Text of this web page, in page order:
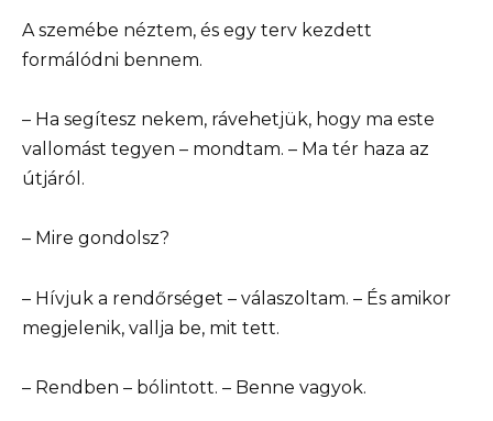
A szemébe néztem, és egy terv kezdett
formálódni bennem.
– Ha segítesz nekem, rávehetjük, hogy ma este
vallomást tegyen – mondtam. – Ma tér haza az
útjáról.
– Mire gondolsz?
– Hívjuk a rendőrséget – válaszoltam. – És amikor
megjelenik, vallja be, mit tett.
– Rendben – bólintott. – Benne vagyok.